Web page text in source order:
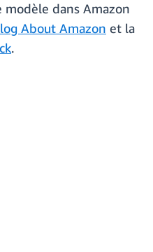
dans Amazon
About Amazon et la
.